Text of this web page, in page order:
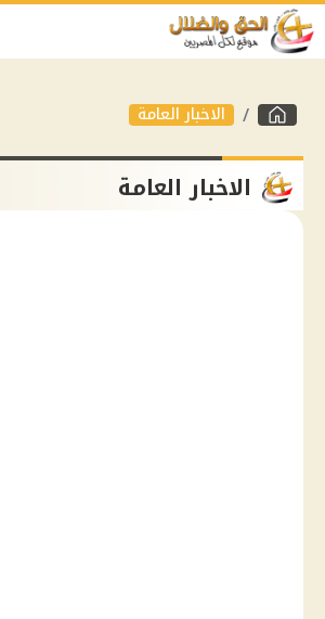
الاخبار العامة
الاخبار العامة